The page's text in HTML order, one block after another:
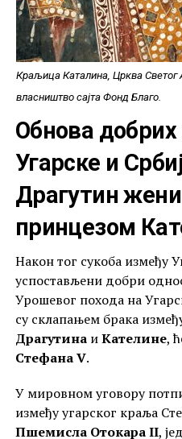
Краљица Каталина, Црква Светог
власништво сајта Фонд Благо.
Обнова добрих
Угарске и
Драгутин
принцезом
Након тог сукоба између
успостављени добри
Урошевог похода на
су склапањем брака
ДрагутинаиКателине,
Стефана V.
У мировном уговору
између угарског краља
Пшемисла Отокара II,